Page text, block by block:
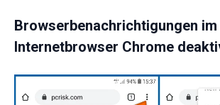
Browserbenachrichtigungen im
Internetbrowser Chrome